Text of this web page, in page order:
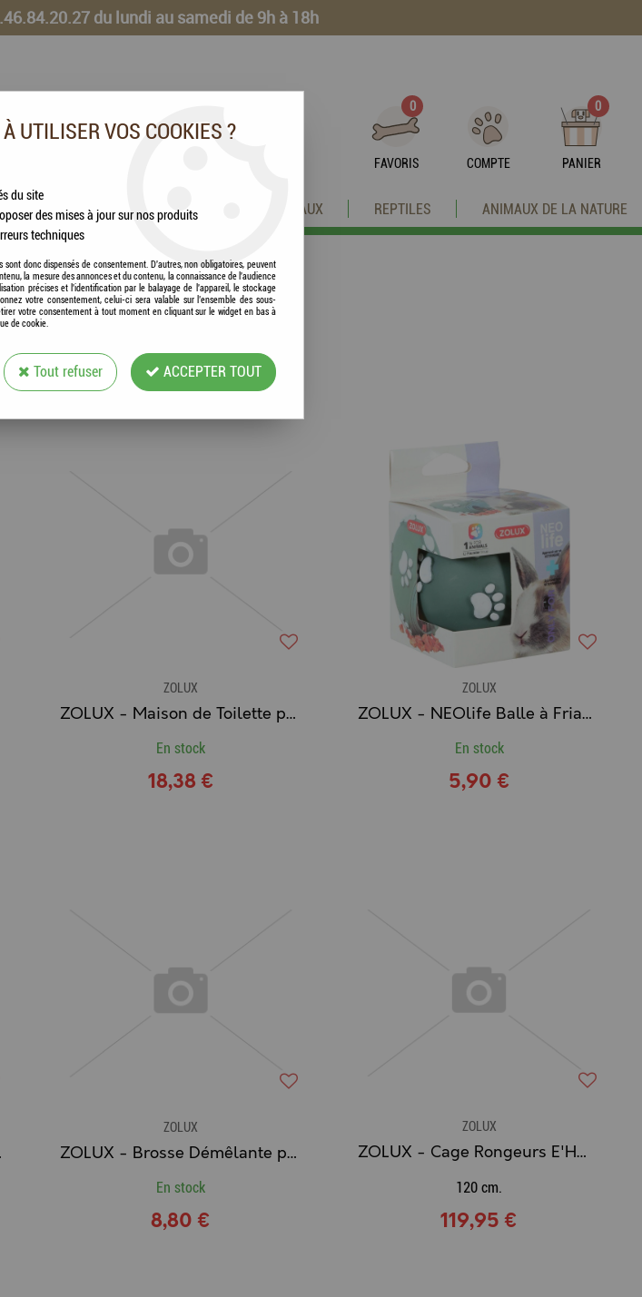
du lundi au samedi de 9h à 18h
0
FAVORIS COMPTE
0
PANIER
ANIMAUX DE LA FERME OISEAUX REPTILES ANIMAUX DE LA NATURE
60 articles sur71
ZOLUX
ZOLUX - Maison de Toilette pour Chinchilla GRIS
En stock
18,38 €
ZOLUX
ZOLUX - NEOlife Balle à Friandises pour Lapin & Rongeur
En stock
5,90 €
mm.
ZOLUX
ZOLUX - Brosse Démêlante pour Rongeur Gamme EXPERT
En stock
8,80 €
ZOLUX
ZOLUX - Cage Rongeurs E'HOP Vert
120 cm.
119,95 €
UTILISER VOS COOKIES ?
du site
des mises à jour sur nos produits
techniques
donc dispensés de consentement. D'autres, non obligatoires, peuvent
la mesure des annonces et du contenu, la connaissance de l'audience
précises et l'identification par le balayage de l'appareil, le stockage
votre consentement, celui-ci sera valable sur l’ensemble des sous-
votre consentement à tout moment en cliquant sur le widget en bas à
de cookie.
Tout refuser ACCEPTER TOUT